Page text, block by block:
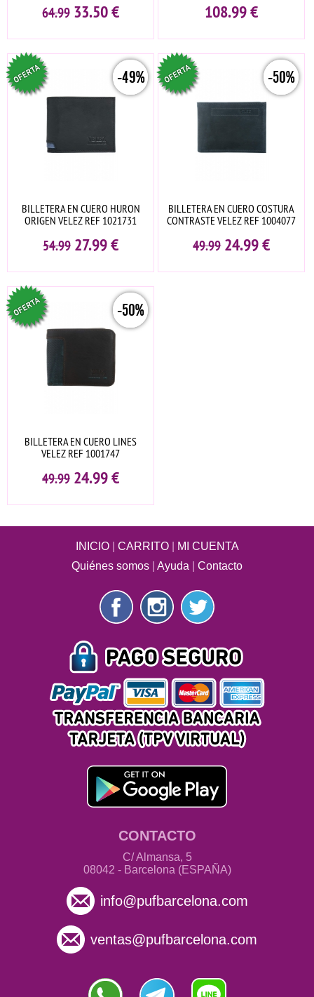
64.99 33.50€ 108.99€
-49%
BILLETERA EN CUERO HURON
ORIGEN VELEZ REF 1021731
54.99 27.99€
-50%
BILLETERA EN CUERO COSTURA
CONTRASTE VELEZ REF 1004077
49.99 24.99€
-50%
BILLETERA EN CUERO LINES
VELEZ REF 1001747
49.99 24.99€
INICIO| CARRITO|
MI CUENTA
Quiénes somos
Ayuda Contacto
CONTACTO
C/ Almansa, 5
08042 - Barcelona (ESPAÑA)
info@pufbarcelona.com
ventas@pufbarcelona.com